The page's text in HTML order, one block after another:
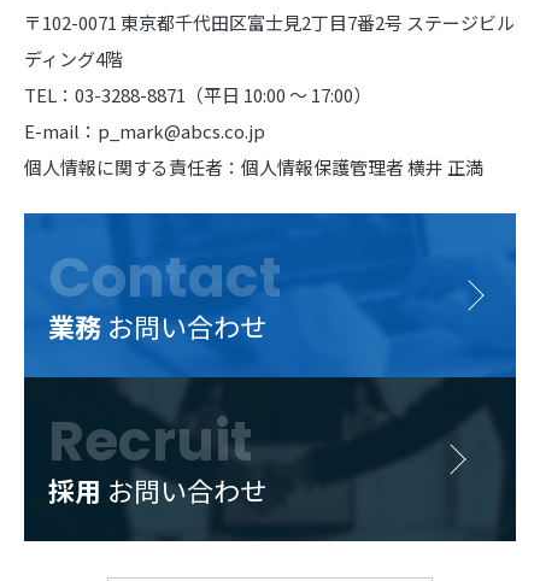
〒102-0071 東京都千代田区富士見2丁目7番2号 ステージビル
ディング4階
TEL：03-3288-8871（平日 10:00 ～ 17:00）
E-mail：p_mark@abcs.co.jp
個人情報に関する責任者：個人情報保護管理者 横井 正満
Contact
業務 お問い合わせ
Recruit
採用 お問い合わせ